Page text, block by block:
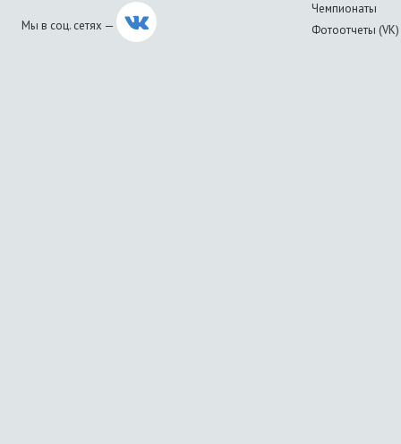
Мы в соц. сетях —
Чемпионаты
Фотоотчеты (VK)